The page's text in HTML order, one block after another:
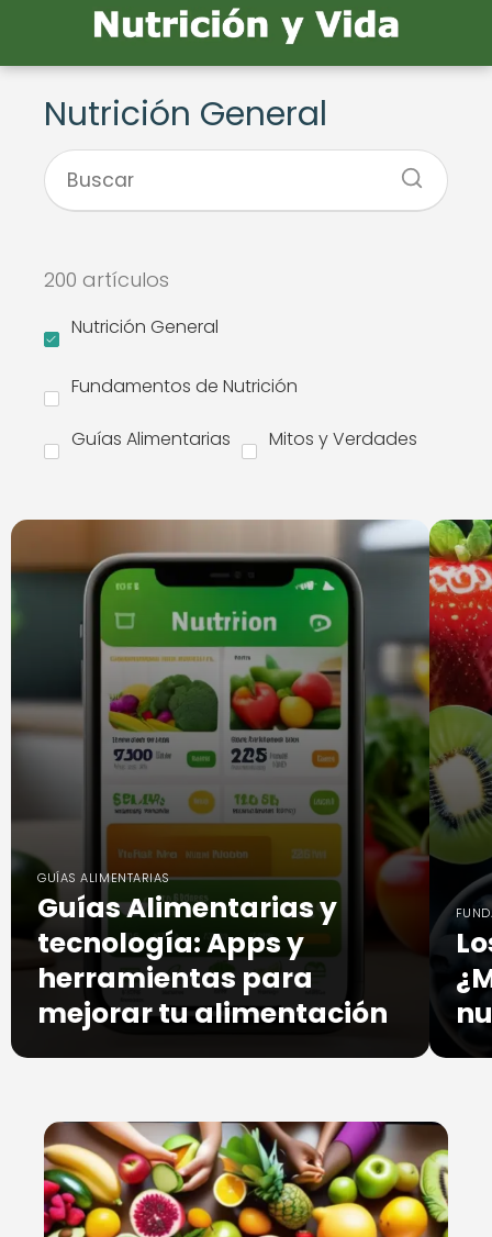
Nutrición General
200 artículos
Nutrición General
Fundamentos de Nutrición
Guías Alimentarias Mitos y Verdades
GUÍAS ALIMENTARIAS
Guías Alimentarias y
tecnología: Apps y
herramientas para
mejorar tu alimentación